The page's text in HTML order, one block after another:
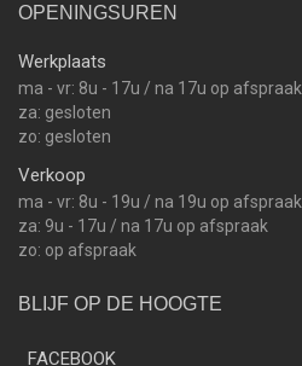
OPENINGSUREN
Werkplaats
ma - vr: 8u - 17u / na 17u op afspraak
za: gesloten
zo: gesloten
Verkoop
ma - vr: 8u - 19u / na 19u op afspraak
za: 9u - 17u / na 17u op afspraak
zo: op afspraak
BLIJF OP DE HOOGTE
FACEBOOK